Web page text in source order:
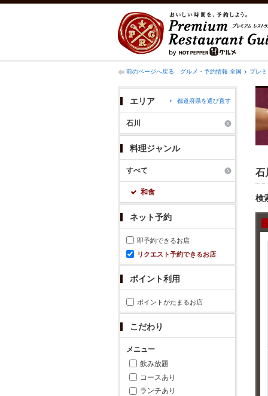
前のページへ戻る グルメ・予約情報 全国 プレ
エリア 都道府県を選び直す
石川
料理ジャンル
すべて
和食
ネット予約
即予約できるお店
リクエスト予約できるお店
ポイント利用
ポイントがたまるお店
こだわり
メニュー
飲み放題
コースあり
ランチあり
石
検